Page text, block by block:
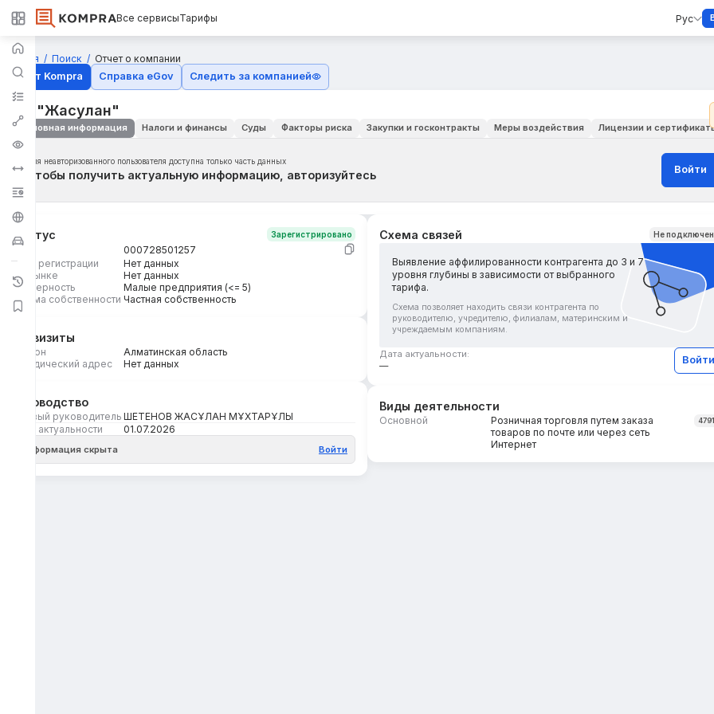
Все сервисыТарифы Рус
Главная Поиск
Отчет о компании
Отчёт Kompra
Справка eGov Следить за компанией
ИП "Жасулан"
Основная информация Налоги и финансы Суды Факторы риска Закупки и госконтракты Меры воздействия Лицензии и
Для неавторизованного пользователя доступна только часть данных
Чтобы получить актуальную информацию, авторизуйтесь Войти
Статус Зарегистрировано
БИН
000728501257
Дата регистрации
Нет данных
На рынке
Нет данных
Размерность
Малые предприятия (<= 5)
Форма собственности Частная собственность
Реквизиты
Регион
Алматинская область
Юридический адрес
Нет данных
Руководство
Первый руководитель ШЕТЕНОВ ЖАСҰЛАН МҰХТАРҰЛЫ
Дата актуальности
01.07.2026
Информация скрыта Войти
Схема связей Не
Выявление аффилированности контрагента до 3 и 7
уровня глубины в зависимости от выбранного
тарифа.
Схема позволяет находить связи контрагента по
руководителю, учредителю, филиалам, материнским и
учреждаемым компаниям.
Дата актуальности:
—
Виды деятельности
Основной
Розничная торговля путем заказа
товаров по почте или через сеть
Интернет